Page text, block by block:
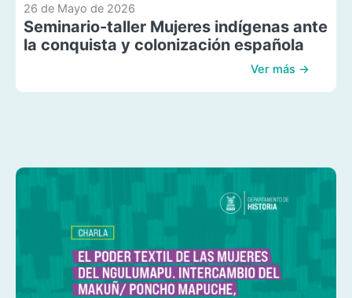
26 de Mayo de 2026
Seminario-taller Mujeres indígenas ante
la conquista y colonización española
Ver más →